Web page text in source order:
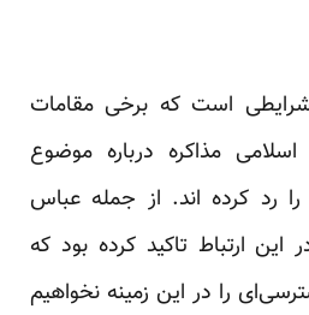
شرایطی است که برخی مقامات
مذاکره درباره موضوع
رد کرده اند. از جمله عباس
ارتباط تاکید کرده بود که
را در این زمینه نخواهیم